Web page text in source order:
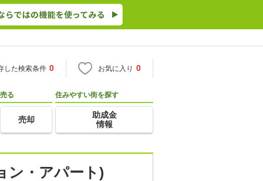
した検索条件 0 お気に入り 0
売る
売却
住みやすい街を探す
助成金
情報
ン・アパート)